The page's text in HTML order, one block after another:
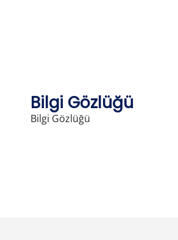
Bilgi Gözlüğü
Bilgi Gözlüğü